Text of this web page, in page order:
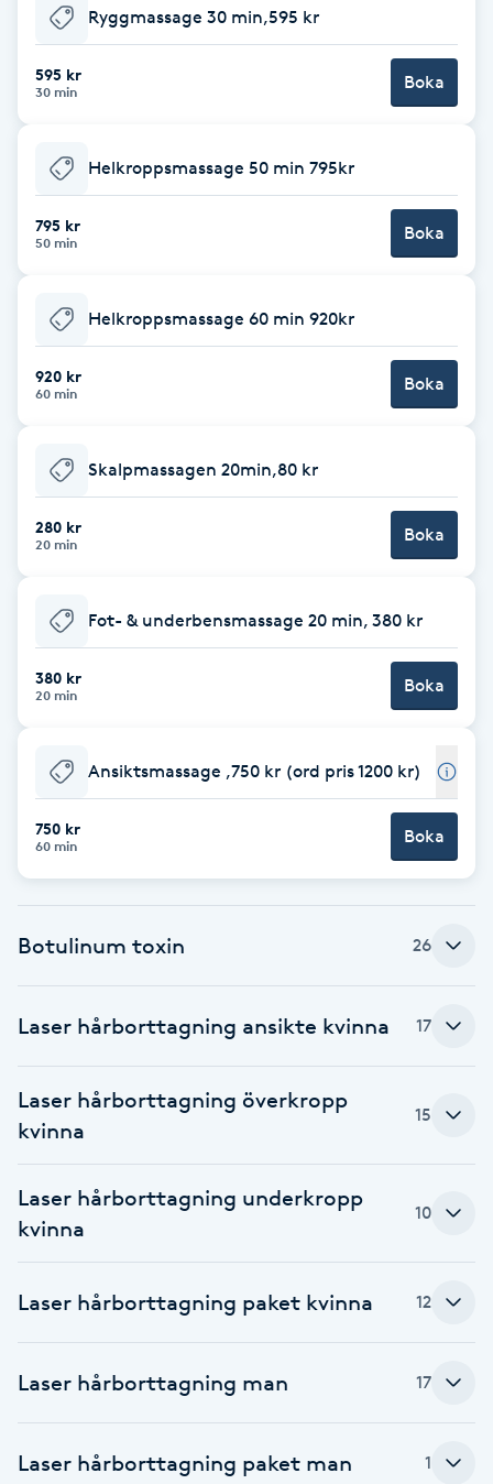
Babylights
Balayage
Bambumassage
Barber
Barnklippning
BIAB
Bottenfärg
Brynformning
Brynplockning
Bröllopsuppsättning
Celluliter
Coachning
Cryoterapi
D
Dermapen
Diamantslipning
E
Enzympeeling
Eyeliner-tatuering
Ryggmassage 30 min,595 kr
595 kr
30 min Boka
Helkroppsmassage 50 min 795kr
795 kr
50 min Boka
Helkroppsmassage 60 min 920kr
920 kr
60 min Boka
Skalpmassagen 20min,80 kr
280 kr
20 min Boka
Fot- & underbensmassage 20 min, 380 kr
380 kr
20 min Boka
Ansiktsmassage ,750 kr (ord pris 1200 kr)
750 kr
60 min Boka
Botulinum toxin 26
Laser hårborttagning ansikte kvinna 17
Laser hårborttagning överkropp
kvinna
15
Laser hårborttagning underkropp
kvinna
10
Laser hårborttagning paket kvinna 12
Laser hårborttagning man 17
Laser hårborttagning paket man 1